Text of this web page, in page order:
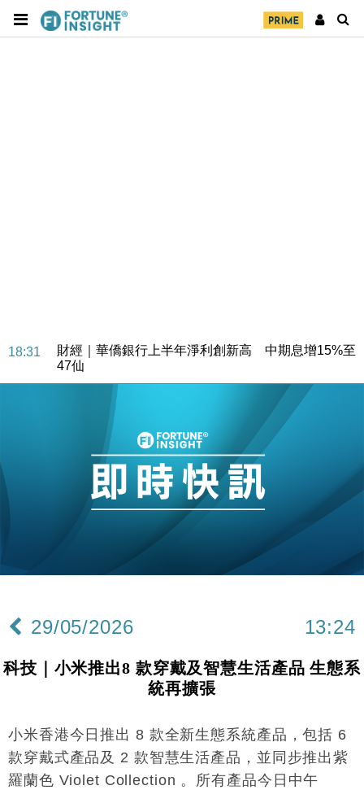
18:31
財經｜華僑銀行上半年淨利創新高 中期息增15%至
47仙
財經｜滙豐上調香港今年GDP預測至4.5% 看好貿易
及消費表現
本地｜假冒內地執法人員要求交「保證金」 43歲女子
損失近6900萬元
財經｜日經失守6.5萬點後回穩 全周仍升近2%
15:47
財經｜恒隆10月換帥 玩具「反」斗城亞洲CEO蔡德
財經｜韓股反覆波動收跌 連挫7周創逾3年最長跌勢
12:44
財經｜日本春季三度入市撐日圓 4月單日斥6.28萬億
11:12
國際｜特朗普料美伊戰事快結束 承認部分彈藥庫存緊
司
18:31
財經｜華僑銀行上半年淨利創新高 中期息增15%至
47仙
29/05/2026 13:24
科技｜小米推出8 款穿戴及智慧生活產品 生態系
統再擴張
小米香港今日推出 8 款全新生態系統產品，包括 6
款穿戴式產品及 2 款智慧生活產品，並同步推出紫
羅蘭色 Violet Collection 。所有產品今日中午